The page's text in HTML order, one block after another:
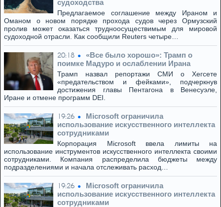
судоходства
Предлагаемое соглашение между Ираном и
Оманом о новом порядке прохода судов через Ормузский
пролив может оказаться трудноосуществимым для мировой
судоходной отрасли. Как сообщили Reuters четыре…
20:18
«Все было хорошо»: Трамп о
поимке Мадуро и ослаблении Ирана
Трамп назвал репортажи СМИ о Хегсете
«предательством и фейками», подчеркнув
достижения главы Пентагона в Венесуэле,
Иране и отмене программ DEI.
19:26
Microsoft ограничила
использование искусственного интеллекта
сотрудниками
Корпорация Microsoft ввела лимиты на
использование инструментов искусственного интеллекта своими
сотрудниками. Компания распределила бюджеты между
подразделениями и начала отслеживать расход…
19:26
Microsoft ограничила
использование искусственного интеллекта
сотрудниками